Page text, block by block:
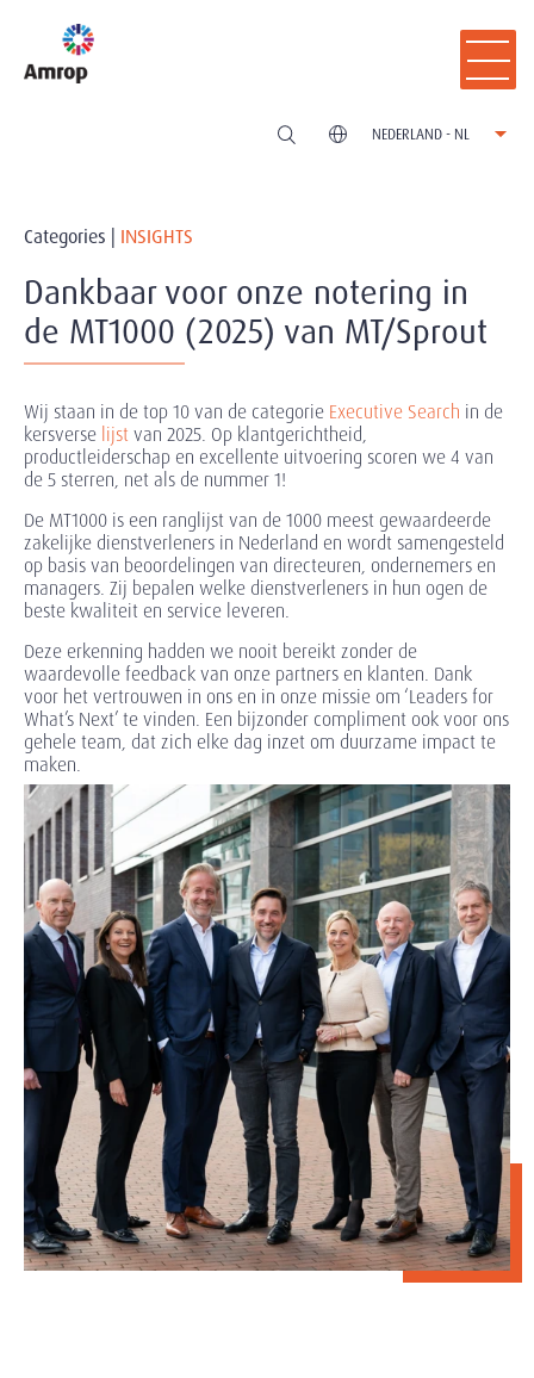
NEDERLAND - NL
Categories | INSIGHTS
Dankbaar voor onze notering in
de MT1000 (2025) van MT/Sprout
Wij staan in de top 10 van de categorie Executive Search in de
kersverse lijst van 2025. Op klantgerichtheid,
productleiderschap en excellente uitvoering scoren we 4 van
de 5 sterren, net als de nummer 1!
De MT1000 is een ranglijst van de 1000 meest gewaardeerde
zakelijke dienstverleners in Nederland en wordt samengesteld
op basis van beoordelingen van directeuren, ondernemers en
managers. Zij bepalen welke dienstverleners in hun ogen de
beste kwaliteit en service leveren.
Deze erkenning hadden we nooit bereikt zonder de
waardevolle feedback van onze partners en klanten. Dank
voor het vertrouwen in ons en in onze missie om ‘Leaders for
What’s Next’ te vinden. Een bijzonder compliment ook voor ons
gehele team, dat zich elke dag inzet om duurzame impact te
maken.